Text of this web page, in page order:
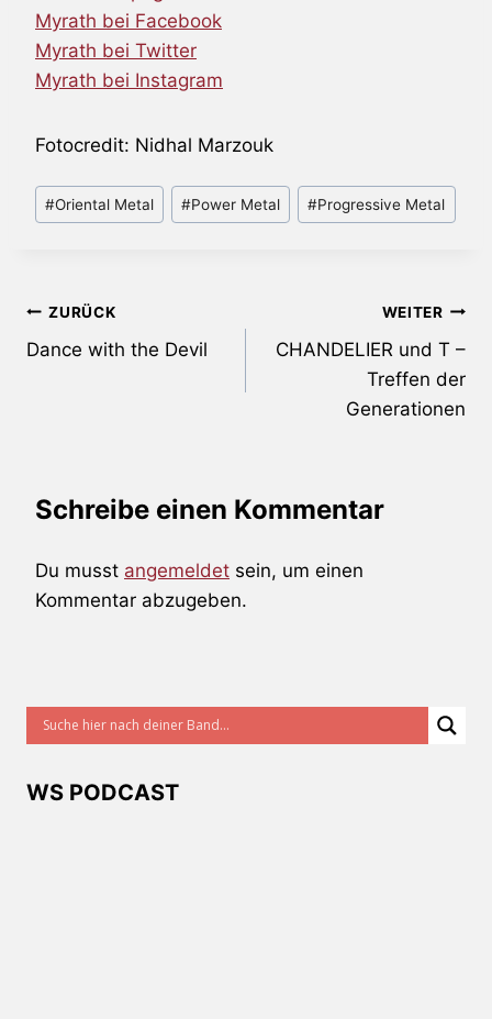
Myrath bei Facebook
Myrath bei Twitter
Myrath bei Instagram
Fotocredit: Nidhal Marzouk
Schlagworte:
#Oriental Metal #Power Metal #Progressive Metal
Beitragsnavigation
ZURÜCK
Dance with the Devil
WEITER
CHANDELIER und T –
Treffen der
Generationen
Schreibe einen Kommentar
Du musst angemeldet sein, um einen
Kommentar abzugeben.
WS PODCAST